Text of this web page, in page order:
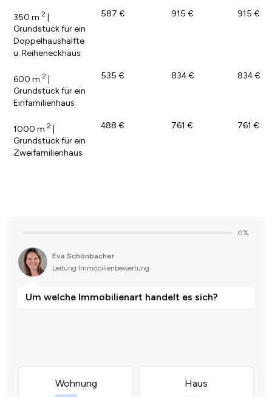
350 m 2 |
Grundstück für ein
Doppelhaushälfte
u. Reiheneckhaus
587 € 915 € 915 €
600 m 2 |
Grundstück für ein
Einfamilienhaus
535 € 834 € 834 €
1000 m 2 |
Grundstück für ein
Zweifamilienhaus
488 € 761 € 761 €